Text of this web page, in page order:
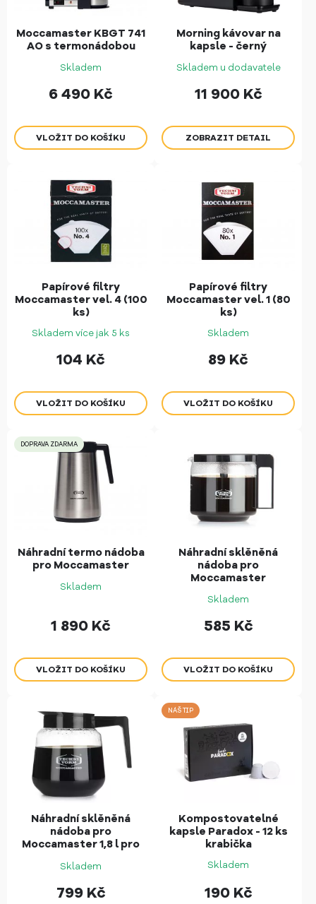
Moccamaster KBGT 741
AO s termonádobou
Skladem
6 490 Kč
Morning kávovar na
kapsle - černý
Skladem u dodavatele
11 900 Kč
ZOBRAZIT DETAIL
Papírové filtry
Moccamaster vel. 4 (100
ks)
Skladem více jak 5 ks
104 Kč
Papírové filtry
Moccamaster vel. 1 (80
ks)
Skladem
89 Kč
DOPRAVA ZDARMA
Náhradní termo nádoba
pro Moccamaster
Skladem
1 890 Kč
Náhradní sklěněná
nádoba pro
Moccamaster
Skladem
585 Kč
Náhradní sklěněná
nádoba pro
Moccamaster 1,8 l pro
Skladem
799 Kč
NÁŠ TIP
Kompostovatelné
kapsle Paradox - 12 ks
krabička
Skladem
190 Kč